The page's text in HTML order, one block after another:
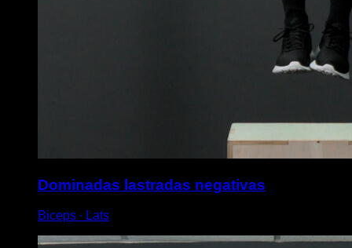
Dominadas lastradas negativas
Biceps ∙ Lats